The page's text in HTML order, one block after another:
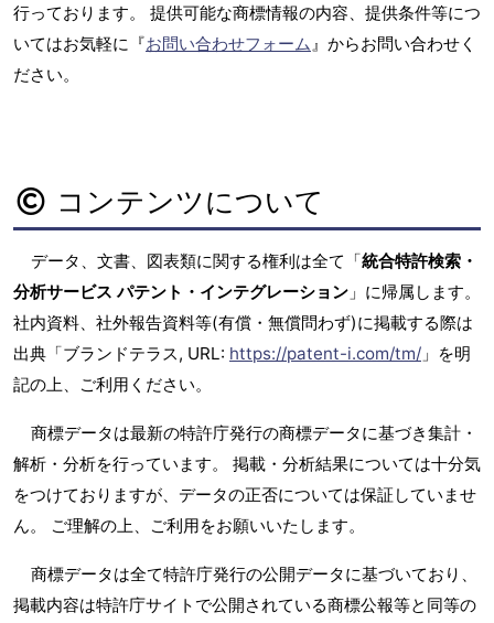
行っております。 提供可能な商標情報の内容、提供条件等につ
いてはお気軽に『お問い合わせフォーム 』からお問い合わせく
ださい。
コンテンツについて
データ、文書、図表類に関する権利は全て「統合特許検索・
分析サービス パテント・インテグレーション 」に帰属します。
社内資料、社外報告資料等(有償・無償問わず)に掲載する際は
出典「ブランドテラス, URL: https://patent-i.com/tm/ 」を明
記の上、ご利用ください。
商標データは最新の特許庁発行の商標データに基づき集計・
解析・分析を行っています。 掲載・分析結果については十分気
をつけておりますが、データの正否については保証していませ
ん。 ご理解の上、ご利用をお願いいたします。
商標データは全て特許庁発行の公開データに基づいており、
掲載内容は特許庁サイトで公開されている商標公報等と同等の